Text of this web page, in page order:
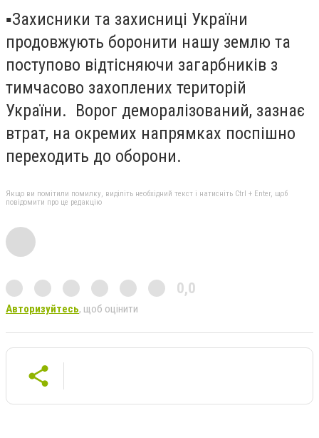
▪️Захисники та захисниці України
продовжують боронити нашу землю та
поступово відтісняючи загарбників з
тимчасово захоплених територій
України. Ворог деморалізований, зазнає
втрат, на окремих напрямках поспішно
переходить до оборони.
Якщо ви помітили помилку, виділіть необхідний текст і натисніть Ctrl + Enter, щоб
повідомити про це редакцію
0,0
Авторизуйтесь, щоб оцінити